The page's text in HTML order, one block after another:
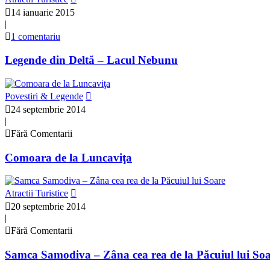
14 ianuarie 2015
|
1 comentariu
Legende din Deltă – Lacul Nebunu
Povestiri & Legende
24 septembrie 2014
|
Fără Comentarii
Comoara de la Luncaviţa
Atractii Turistice
20 septembrie 2014
|
Fără Comentarii
Samca Samodiva – Zâna cea rea de la Păcuiul lui